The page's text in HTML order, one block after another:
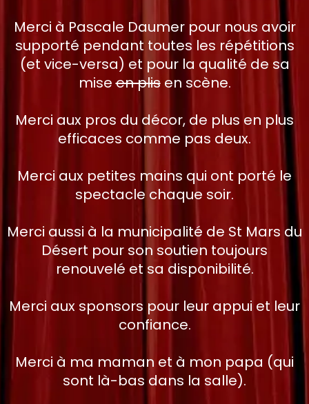
Merci à Pascale Daumer pour nous avoir
supporté pendant toutes les répétitions
(et vice-versa) et pour la qualité de sa
miseen plisen scène.
Merci aux pros du décor, de plus en plus
efficaces comme pas deux.
Merci aux petites mains qui ont porté le
spectacle chaque soir.
Merci aussi à la municipalité de St Mars du
Désert pour son soutien toujours
renouvelé et sa disponibilité.
Merci aux sponsors pour leur appui et leur
confiance.
Merci à ma maman et à mon papa (qui
sont là-bas dans la salle).